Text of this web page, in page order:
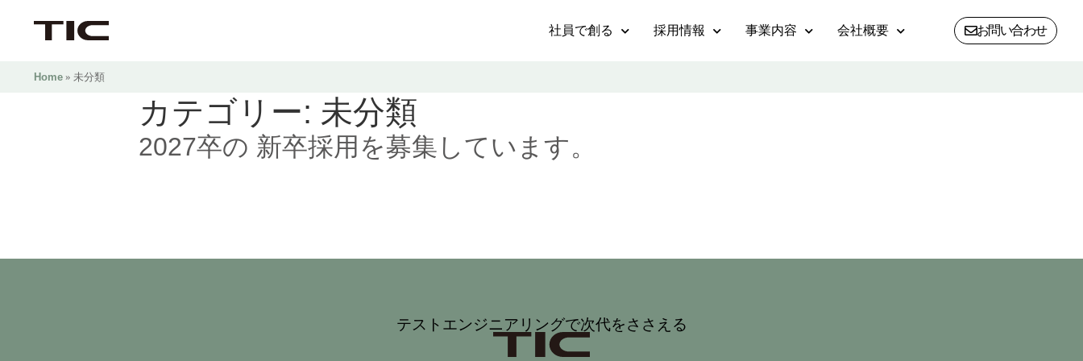
社員で創る 採用情報 事業内容 会社概要 お問い合わせ
Home » 未分類
カテゴリー: 未分類
2027卒の 新卒採用を募集しています。
テストエンジニアリングで次代をささえる